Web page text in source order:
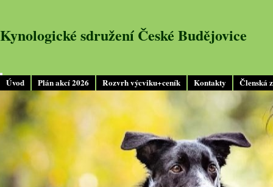
Úvod Plán akcí 2026 Rozvrh výcviku+ceník Kontakty Členská
Kynologické sdružení České Budějovice